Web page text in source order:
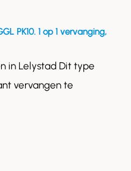
PK10. 1 op 1 vervanging,
in Lelystad Dit type
vervangen te